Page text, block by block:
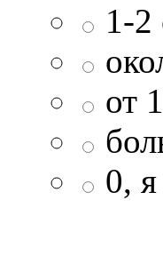
1-2
от
0,